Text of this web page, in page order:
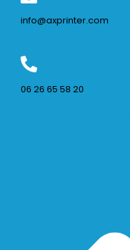
info@axprinter.com
06 26 65 58 20